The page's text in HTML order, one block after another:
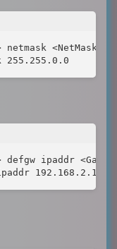
<NetMask>
ipaddr
192.168.2.1